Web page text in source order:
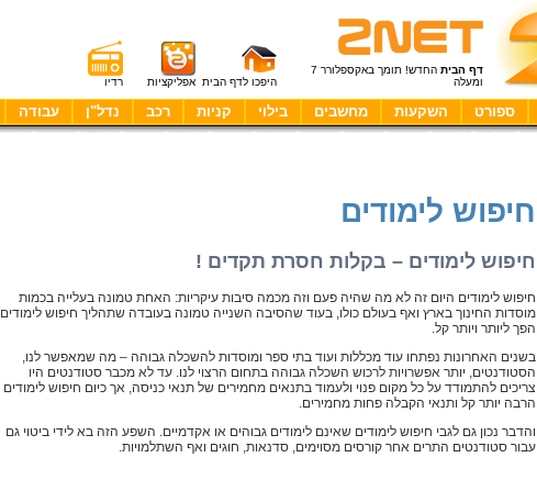
רדיו אפליקציות היפכו לדף הבית
דף הבית
החדש! תומך באקספלורר 7
ומעלה
ספורט השקעות מחשבים בילוי קניות רכב נדל"ן עבודה
חיפוש לימודים
חיפוש לימודים – בקלות חסרת תקדים !
חיפוש לימודים היום זה לא מה שהיה פעם וזה מכמה סיבות עיקריות: האחת טמונה בעלייה בכמות
מוסדות החינוך בארץ ואף בעולם כולו, בעוד שהסיבה השנייה טמונה בעובדה שתהליך חיפוש לימודים
הפך ליותר ויותר קל.
בשנים האחרונות נפתחו עוד מכללות ועוד בתי ספר ומוסדות להשכלה גבוהה – מה שמאפשר לנו,
הסטודנטים, יותר אפשרויות לרכוש השכלה גבוהה בתחום הרצוי לנו. עד לא מכבר סטודנטים היו
צריכים להתמודד על כל מקום פנוי ולעמוד בתנאים מחמירים של תנאי כניסה, אך כיום חיפוש לימודים
הרבה יותר קל ותנאי הקבלה פחות מחמירים.
והדבר נכון גם לגבי חיפוש לימודים שאינם לימודים גבוהים או אקדמיים. השפע הזה בא לידי ביטוי גם
עבור סטודנטים התרים אחר קורסים מסוימים, סדנאות, חוגים ואף השתלמויות.